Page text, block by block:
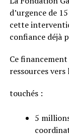
d’urgence de
cette
confiance déjà
Ce
ressources
touchés :
5